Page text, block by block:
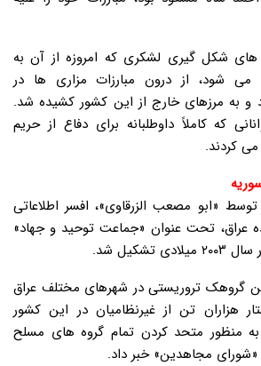
های شکل گیری لشکری که امروزه از آن به
می شود، از درون مبارزات مزاری ها در
و به مرزهای خارج از این کشور کشیده شد.
که کاملاً داوطلبانه برای دفاع از حریم
کردند.
«ابو مصعب الزرقاوی»، افسر اطلاعاتی
عراق، تحت عنوان «جماعت توحید و جهاد»
شد.
گروهک تروریستی در شهرهای مختلف عراق
هزاران تن از غیرنظامیان در این کشور
در سال ۲۰۰۶ به منظور متحد کردن تمام گروه های مسلح
مجاهدین» خبر داد.